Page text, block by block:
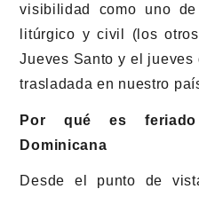
visibilidad como uno
litúrgico y civil (los
Jueves Santo y el
trasladada en nuestro
Por qué es
Dominicana
Desde el punto de